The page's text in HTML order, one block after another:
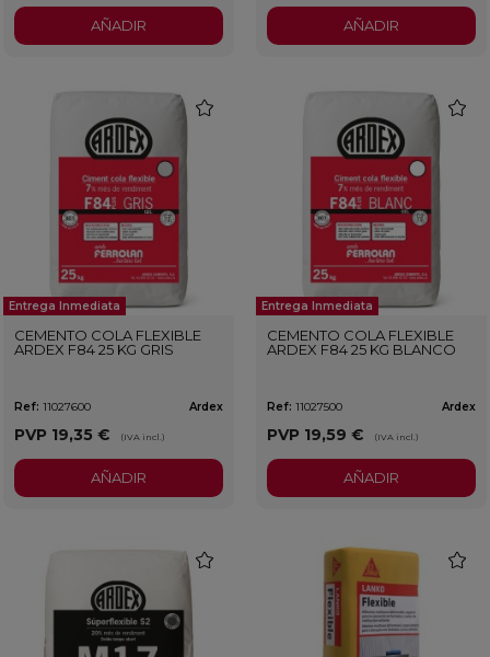
AÑADIR AÑADIR
Entrega Inmediata
CEMENTO COLA FLEXIBLE
ARDEX F84 25 KG GRIS
Ref: 11027600 Ardex
PVP 19,35 € (IVA incl.)
AÑADIR
Entrega Inmediata
CEMENTO COLA FLEXIBLE
ARDEX F84 25 KG BLANCO
Ref: 11027500 Ardex
PVP 19,59 € (IVA incl.)
AÑADIR